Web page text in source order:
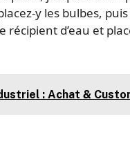
y les bulbes,
récipient d’eau et
: Achat &